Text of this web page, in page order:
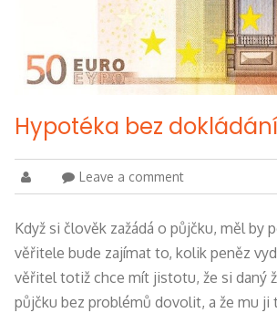
Hypotéka bez
Leave a comment
Když si člověk zažádá o půjčku, měl by
věřitele bude zajímat to, kolik peněz
věřitel totiž chce mít jistotu, že si daný
půjčku bez problémů dovolit, a že mu ji